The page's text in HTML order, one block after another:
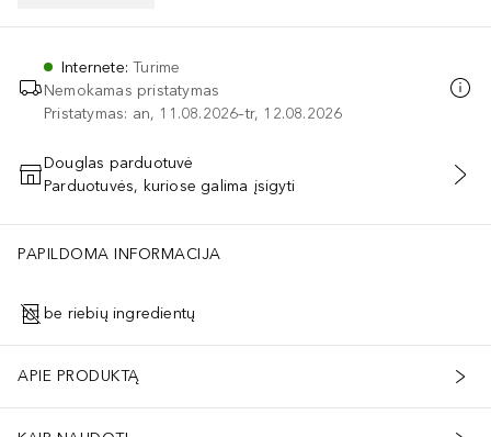
Internete:Turime
Nemokamas pristatymas
Pristatymas: an, 11.08.2026–tr, 12.08.2026
PRIDĖTI Į KREPŠELĮ
Douglas parduotuvė
Parduotuvės, kuriose galima įsigyti
PAPILDOMA INFORMACIJA
be riebių ingredientų
APIE PRODUKTĄ